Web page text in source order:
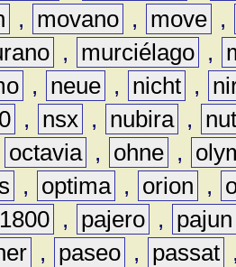
, movano , move ,
, murciélago ,
, neue , nicht ,
, nsx , nubira ,
octavia , ohne ,
, optima , orion ,
, pajero ,
pajun
, paseo , passat